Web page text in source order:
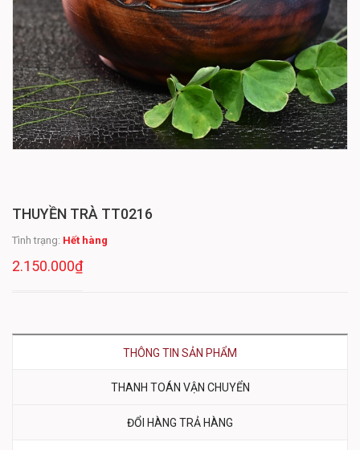
THUYỀN TRÀ TT0216
Tình trạng: Hết hàng
2.150.000₫
THÔNG TIN SẢN PHẨM
THANH TOÁN VẬN CHUYỂN
ĐỔI HÀNG TRẢ HÀNG